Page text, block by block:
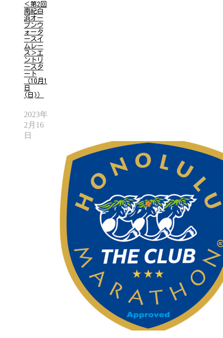
＜第2回
南紀白
浜オー
プンウ
ォータ
ースイ
ムレー
ス＞エ
ントリ
ースタ
ート
（10月1
日
(日)）
2023年
2月16
日